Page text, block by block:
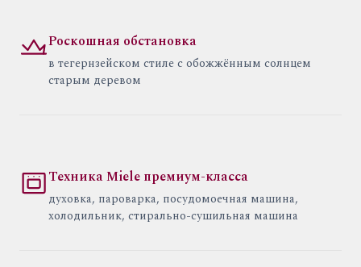
Роскошная обстановка
в тегернзейском стиле с обожжённым солнцем
старым деревом
Техника Miele премиум-класса
духовка, пароварка, посудомоечная машина,
холодильник, стирально-сушильная машина